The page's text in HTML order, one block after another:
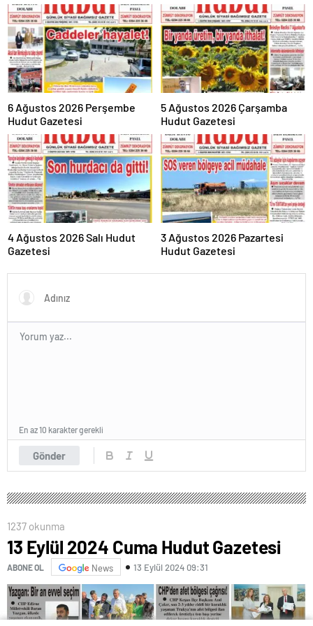
6 Ağustos 2026 Perşembe
Hudut Gazetesi
5 Ağustos 2026 Çarşamba
Hudut Gazetesi
4 Ağustos 2026 Salı Hudut
Gazetesi
3 Ağustos 2026 Pazartesi
Hudut Gazetesi
Gönder
En az 10 karakter gerekli
1237 okunma
13 Eylül 2024 Cuma Hudut Gazetesi
ABONE OL News 13 Eylül 2024 09:31